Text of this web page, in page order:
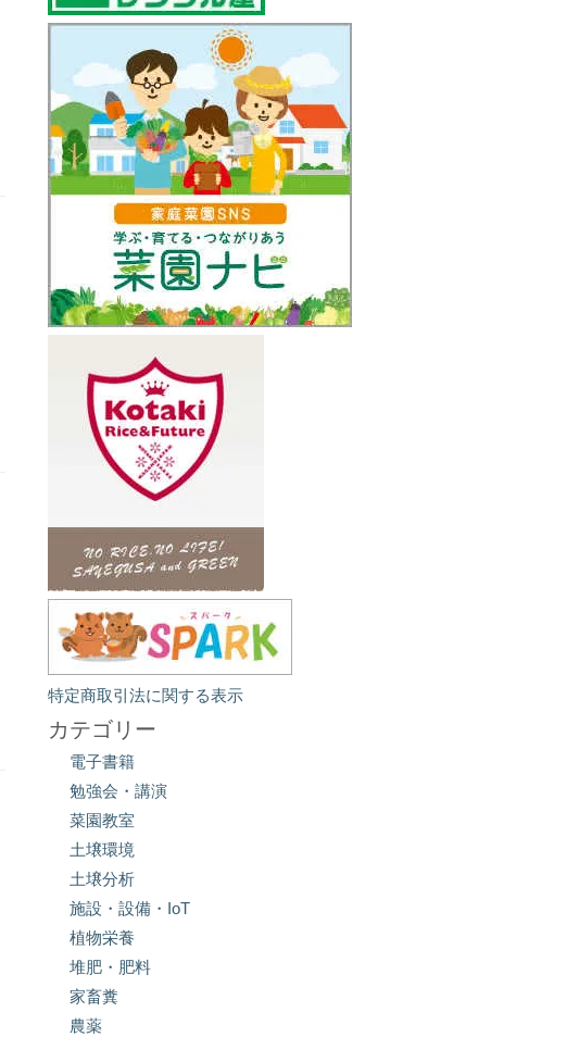
特定商取引法に関する表示
カテゴリー
電子書籍
勉強会・講演
菜園教室
土壌環境
土壌分析
施設・設備・IoT
植物栄養
堆肥・肥料
家畜糞
農薬